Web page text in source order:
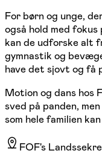
For børn og unge,
også hold med
kan de udforske alt
gymnastik og
have det sjovt og få
Motion og dans hos
sved på panden,
som hele familien
FOF's